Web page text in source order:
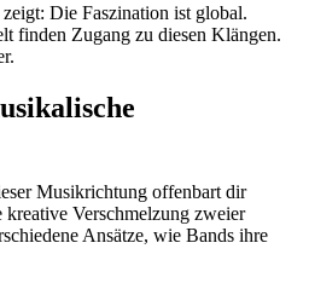
Die Faszination ist global.
finden Zugang zu diesen Klängen.
Musikrichtung offenbart dir
Verschmelzung zweier
Ansätze, wie Bands ihre